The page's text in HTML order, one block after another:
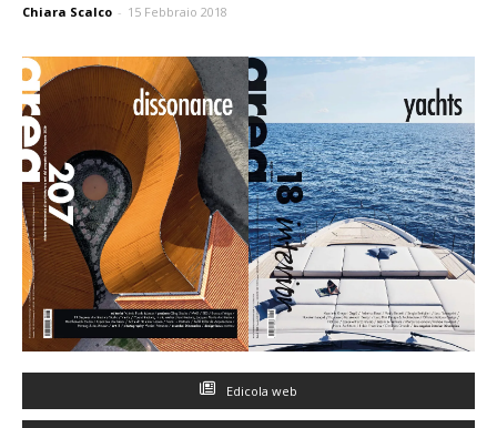
Chiara Scalco - 15 Febbraio 2018
Edicola web